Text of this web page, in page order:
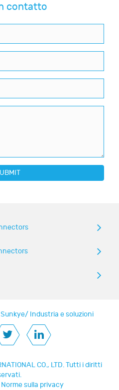
contatto
/ Industria e soluzioni
CO., LTD.Tutti i diritti
Norme sulla privacy